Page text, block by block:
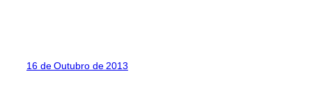
16 de Outubro de 2013